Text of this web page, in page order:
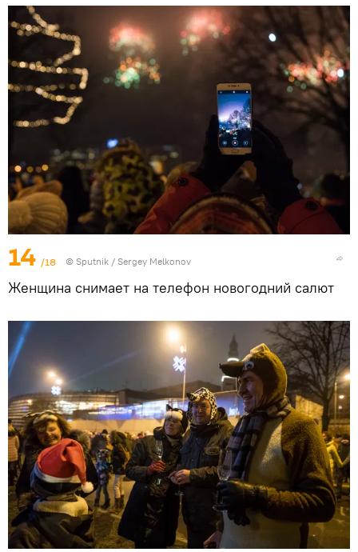
14 /18 © Sputnik / Sergey Melkonov
Женщина снимает на телефон новогодний салют